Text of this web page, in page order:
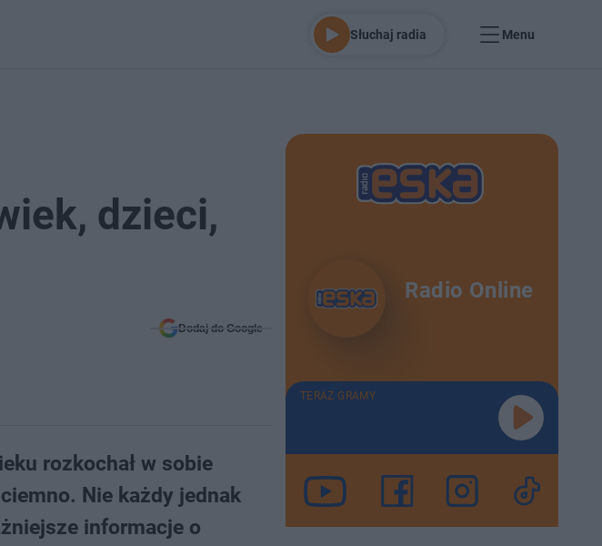
Słuchaj radia Menu
dzieci,
Dodaj do Google
rozkochał w sobie
Nie każdy jednak
informacje o
Radio Online
TERAZ GRAMY